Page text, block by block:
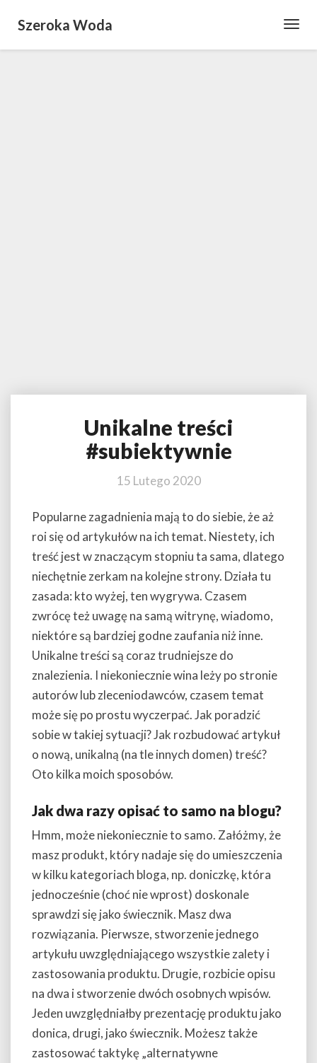
Szeroka Woda
Unikalne
treści
#subiektywnie
Unikalne treści
#subiektywnie
15 Lutego 2020
Popularne zagadnienia mają to do siebie, że aż
roi się od artykułów na ich temat. Niestety, ich
treść jest w znaczącym stopniu ta sama, dlatego
niechętnie zerkam na kolejne strony. Działa tu
zasada: kto wyżej, ten wygrywa. Czasem
zwrócę też uwagę na samą witrynę, wiadomo,
niektóre są bardziej godne zaufania niż inne.
Unikalne treści są coraz trudniejsze do
znalezienia. I niekoniecznie wina leży po stronie
autorów lub zleceniodawców, czasem temat
może się po prostu wyczerpać. Jak poradzić
sobie w takiej sytuacji? Jak rozbudować artykuł
o nową, unikalną (na tle innych domen) treść?
Oto kilka moich sposobów.
Jak dwa razy opisać to samo na blogu?
Hmm, może niekoniecznie to samo. Załóżmy, że
masz produkt, który nadaje się do umieszczenia
w kilku kategoriach bloga, np. doniczkę, która
jednocześnie (choć nie wprost) doskonale
sprawdzi się jako świecznik. Masz dwa
rozwiązania. Pierwsze, stworzenie jednego
artykułu uwzględniającego wszystkie zalety i
zastosowania produktu. Drugie, rozbicie opisu
na dwa i stworzenie dwóch osobnych wpisów.
Jeden uwzględniałby prezentację produktu jako
donica, drugi, jako świecznik. Możesz także
zastosować taktykę „alternatywne